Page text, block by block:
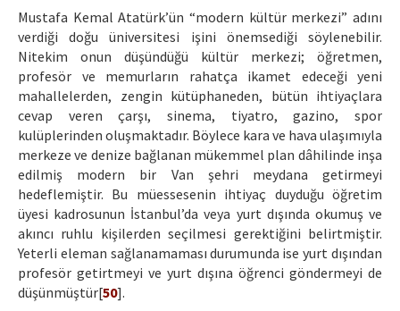
Mustafa Kemal Atatürk’ün “modern kültür merkezi” adını
verdiği doğu üniversitesi işini önemsediği söylenebilir.
Nitekim onun düşündüğü kültür merkezi; öğretmen,
profesör ve memurların rahatça ikamet edeceği yeni
mahallelerden, zengin kütüphaneden, bütün ihtiyaçlara
cevap veren çarşı, sinema, tiyatro, gazino, spor
kulüplerinden oluşmaktadır. Böylece kara ve hava ulaşımıyla
merkeze ve denize bağlanan mükemmel plan dâhilinde inşa
edilmiş modern bir Van şehri meydana getirmeyi
hedeflemiştir. Bu müessesenin ihtiyaç duyduğu öğretim
üyesi kadrosunun İstanbul’da veya yurt dışında okumuş ve
akıncı ruhlu kişilerden seçilmesi gerektiğini belirtmiştir.
Yeterli eleman sağlanamaması durumunda ise yurt dışından
profesör getirtmeyi ve yurt dışına öğrenci göndermeyi de
düşünmüştür[50].